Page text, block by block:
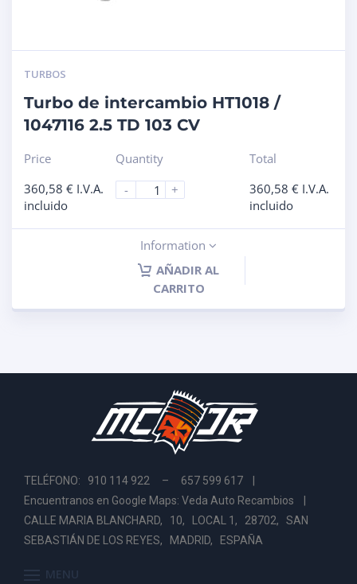
TURBOS
Turbo de intercambio HT1018 /
1047116 2.5 TD 103 CV
Price
360,58 € I.V.A.
incluido
Quantity
-
+
Total
360,58 € I.V.A.
incluido
Information
AÑADIR AL
CARRITO
TELÉFONO: 910 114 922 – 657 599 617 |
Encuentranos en Google Maps: Veda Auto Recambios
CALLE MARIA BLANCHARD, 10, LOCAL 1, 28702, SAN
SEBASTIÁN DE LOS REYES, MADRID, ESPAÑA
MENU